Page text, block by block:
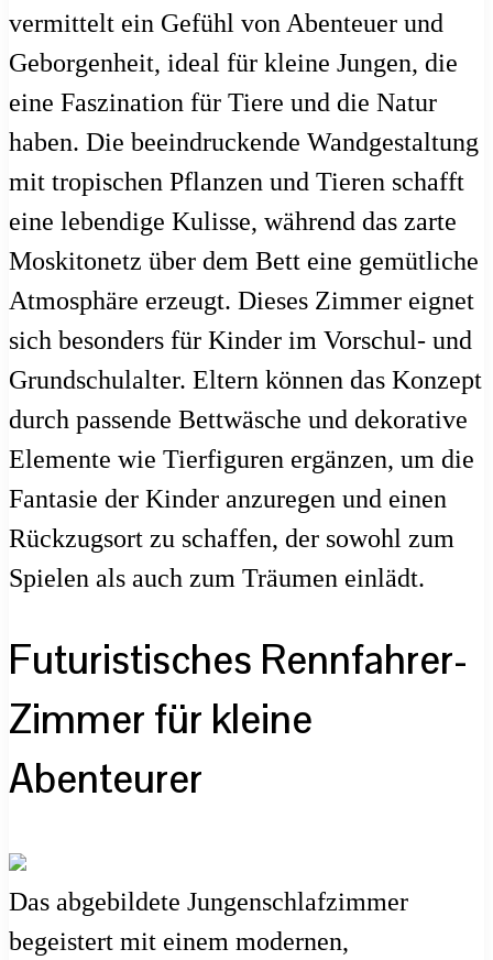
vermittelt ein Gefühl von Abenteuer und
Geborgenheit, ideal für kleine Jungen, die
eine Faszination für Tiere und die Natur
haben. Die beeindruckende Wandgestaltung
mit tropischen Pflanzen und Tieren schafft
eine lebendige Kulisse, während das zarte
Moskitonetz über dem Bett eine gemütliche
Atmosphäre erzeugt. Dieses Zimmer eignet
sich besonders für Kinder im Vorschul- und
Grundschulalter. Eltern können das Konzept
durch passende Bettwäsche und dekorative
Elemente wie Tierfiguren ergänzen, um die
Fantasie der Kinder anzuregen und einen
Rückzugsort zu schaffen, der sowohl zum
Spielen als auch zum Träumen einlädt.
Futuristisches Rennfahrer-
Zimmer für kleine
Abenteurer
Das abgebildete Jungenschlafzimmer
begeistert mit einem modernen,